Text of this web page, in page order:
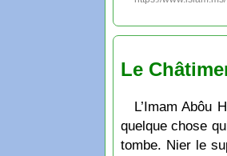
Le
L’Imam Abôu
quelque chose
tombe. Nier le